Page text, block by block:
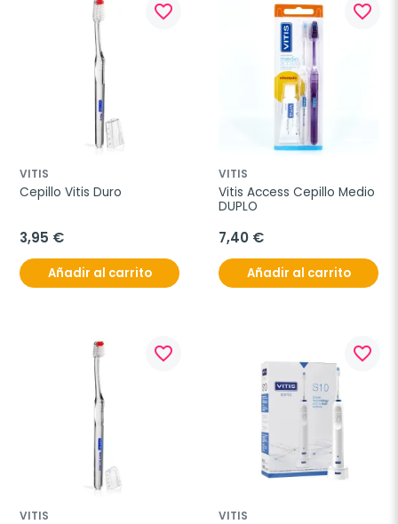
favorite_border
VITIS
Cepillo Vitis Duro
3,95 €
Añadir al carrito
favorite_border
VITIS
Vitis Access Cepillo Medio
DUPLO
7,40 €
Añadir al carrito
favorite_border
VITIS
favorite_border
VITIS